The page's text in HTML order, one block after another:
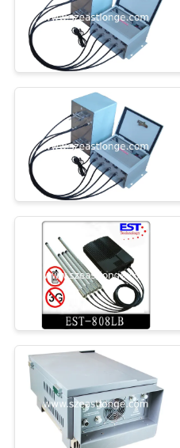
EEN
OFFERTE
AANVRAGEN
SITEMAP
PRIVACY
POLICY